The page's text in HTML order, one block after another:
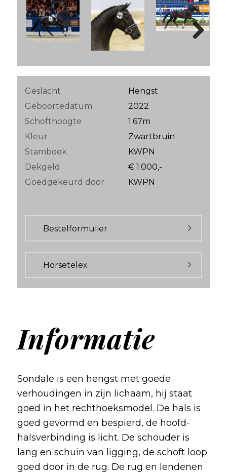
Geslacht
Hengst
Geboortedatum
2022
Schofthoogte
1.67m
Kleur
Zwartbruin
Stamboek
KWPN
Dekgeld
€ 1.000,-
Goedgekeurd door
KWPN
Bestelformulier
Horsetelex
Informatie
Sondale is een hengst met goede
verhoudingen in zijn lichaam, hij staat
goed in het rechthoeksmodel. De hals is
goed gevormd en bespierd, de hoofd-
halsverbinding is licht. De schouder is
lang en schuin van ligging, de schoft loop
goed door in de rug. De rug en lendenen